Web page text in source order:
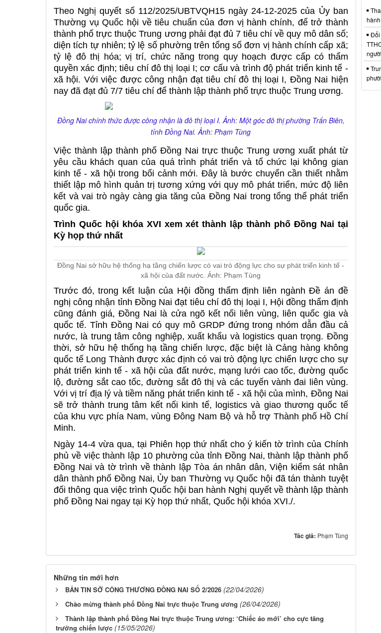
Theo Nghị quyết số 112/2025/UBTVQH15 ngày 24-12-2025 của Ủy ban
Thường vụ Quốc hội về tiêu chuẩn của đơn vị hành chính, để trở thành
thành phố trực thuộc Trung ương phải đạt đủ 7 tiêu chí về quy mô dân số;
diện tích tự nhiên; tỷ lệ số phường trên tổng số đơn vị hành chính cấp xã;
tỷ lệ đô thị hóa; vị trí, chức năng trong quy hoạch được cấp có thẩm
quyền xác định; tiêu chí đô thị loại I; cơ cấu và trình độ phát triển kinh tế -
xã hội. Với việc được công nhận đạt tiêu chí đô thị loại I, Đồng Nai hiện
nay đã đạt đủ 7/7 tiêu chí để thành lập thành phố trực thuộc Trung ương.
Đồng Nai chính thức được công nhận là đô thị loại I. Ảnh: Một góc đô thị phường Trấn Biên,
tỉnh Đồng Nai. Ảnh: Phạm Tùng
Việc thành lập thành phố Đồng Nai trực thuộc Trung ương xuất phát từ
yêu cầu khách quan của quá trình phát triển và tổ chức lại không gian
kinh tế - xã hội trong bối cảnh mới. Đây là bước chuyển cần thiết nhằm
thiết lập mô hình quản trị tương xứng với quy mô phát triển, mức độ liên
kết và vai trò ngày càng gia tăng của Đồng Nai trong tổng thể phát triển
quốc gia.
Trình Quốc hội khóa XVI xem xét thành lập thành phố Đồng Nai tại
Kỳ họp thứ nhất
Đồng Nai sở hữu hệ thống hạ tầng chiến lược có vai trò động lực cho sự phát triển kinh tế -
xã hội của đất nước. Ảnh: Phạm Tùng
Trước đó, trong kết luận của Hội đồng thẩm định liên ngành Đề án đề
nghị công nhận tỉnh Đồng Nai đạt tiêu chí đô thị loại I, Hội đồng thẩm định
cũng đánh giá, Đồng Nai là cửa ngõ kết nối liên vùng, liên quốc gia và
quốc tế. Tỉnh Đồng Nai có quy mô GRDP đứng trong nhóm dẫn đầu cả
nước, là trung tâm công nghiệp, xuất khẩu và logistics quan trọng. Đồng
thời, sở hữu hệ thống hạ tầng chiến lược, đặc biệt là Cảng hàng không
quốc tế Long Thành được xác định có vai trò động lực chiến lược cho sự
phát triển kinh tế - xã hội của đất nước, mạng lưới cao tốc, đường quốc
lộ, đường sắt cao tốc, đường sắt đô thị và các tuyến vành đai liên vùng.
Với vị trí địa lý và tiềm năng phát triển kinh tế - xã hội của mình, Đồng Nai
sẽ trở thành trung tâm kết nối kinh tế, logistics và giao thương quốc tế
của khu vực phía Nam, vùng Đông Nam Bộ và hỗ trợ Thành phố Hồ Chí
Minh.
Ngày 14-4 vừa qua, tại Phiên họp thứ nhất cho ý kiến tờ trình của Chính
phủ về việc thành lập 10 phường của tỉnh Đồng Nai, thành lập thành phố
Đồng Nai và tờ trình về thành lập Tòa án nhân dân, Viện kiểm sát nhân
dân thành phố Đồng Nai, Ủy ban Thường vụ Quốc hội đã tán thành tuyệt
đối thông qua việc trình Quốc hội ban hành Nghị quyết về thành lập thành
phố Đồng Nai ngay tại Kỳ họp thứ nhất, Quốc hội khóa XVI./.
Tác giả: Phạm Tùng
Những tin mới hơn
BẢN TIN SỞ CÔNG THƯƠNG ĐỒNG NAI SỐ 2/2026 (22/04/2026)
Chào mừng thành phố Đồng Nai trực thuộc Trung ương (26/04/2026)
Thành lập thành phố Đồng Nai trực thuộc Trung ương: ‘Chiếc áo mới’ cho cực tăng
trưởng chiến lược (15/05/2026)
Đổi